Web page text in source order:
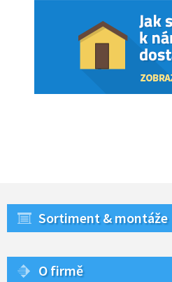
Sortiment & montáže
O firmě